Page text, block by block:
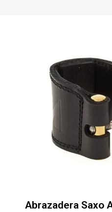
Abrazadera Saxo